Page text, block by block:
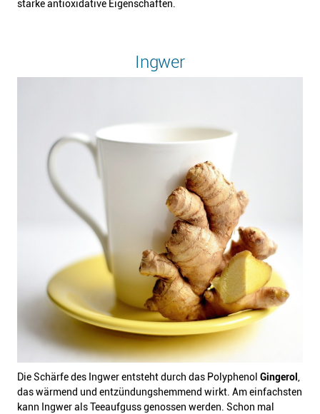
starke antioxidative Eigenschaften.
Ingwer
Die Schärfe des Ingwer entsteht durch das Polyphenol Gingerol ,
das wärmend und entzündungshemmend wirkt. Am einfachsten
kann Ingwer als Teeaufguss genossen werden. Schon mal